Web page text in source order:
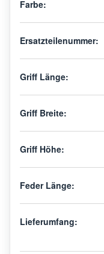
Farbe:
Ersatzteilenummer:
Griff Länge:
Griff Breite:
Griff Höhe:
Feder Länge:
Lieferumfang: